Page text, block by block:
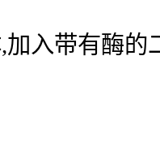
加入带有酶